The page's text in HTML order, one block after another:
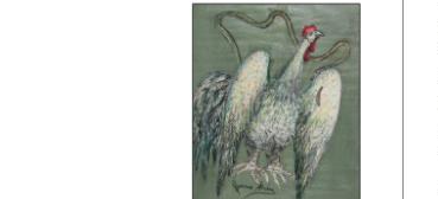
artículo